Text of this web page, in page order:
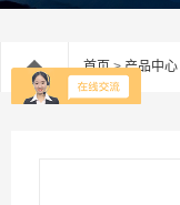
首页>产品中心